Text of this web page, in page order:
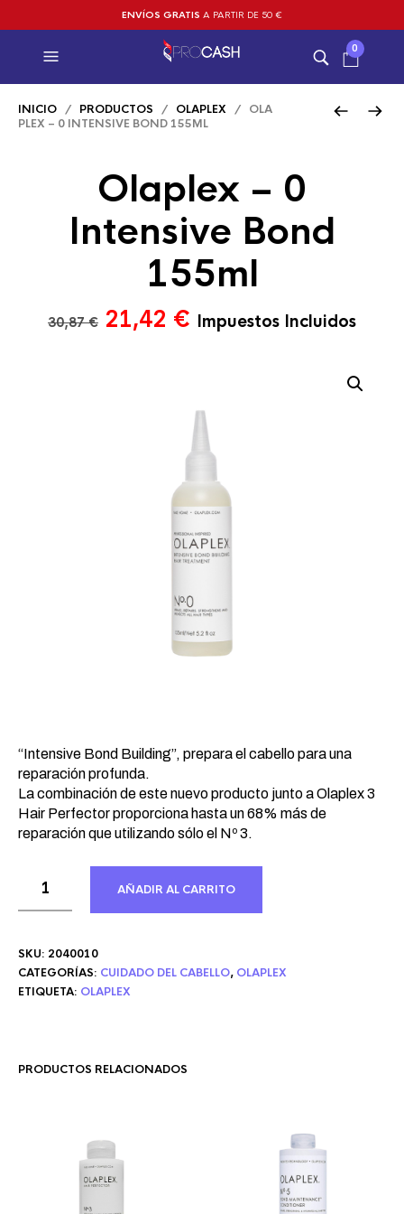
ENVÍOS GRATIS A PARTIR DE 50 €
0
INICIO / PRODUCTOS / OLAPLEX / OLA
PLEX – 0 INTENSIVE BOND 155ML
Olaplex – 0
Intensive Bond
155ml
30,87€ El
21,42 € El
precio
21,42 €.
Impuestos Incluidos
“Intensive Bond Building”, prepara el cabello para una
reparación profunda.
La combinación de este nuevo producto junto a Olaplex 3
Hair Perfector proporciona hasta un 68% más de
reparación que utilizando sólo el Nº 3.
AÑADIR AL CARRITO
SKU: 2040010
CATEGORÍAS: CUIDADO DEL CABELLO, OLAPLEX
ETIQUETA: OLAPLEX
PRODUCTOS RELACIONADOS